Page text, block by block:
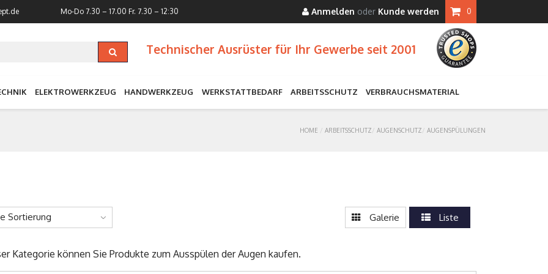
Mo-Do 7.30 – 17.00 Fr. 7.30 – 12:30 Anmelden oder Kunde werden 0
Technischer Ausrüster für Ihr Gewerbe seit 2001
ELEKTROWERKZEUG HANDWERKZEUG WERKSTATTBEDARF ARBEITSSCHUTZ VERBRAUCHSMATERIAL
HOME ARBEITSSCHUTZ AUGENSCHUTZ AUGENSPÜLUNGEN
Sortierung Galerie Liste
Kategorie können Sie Produkte zum Ausspülen der Augen kaufen.